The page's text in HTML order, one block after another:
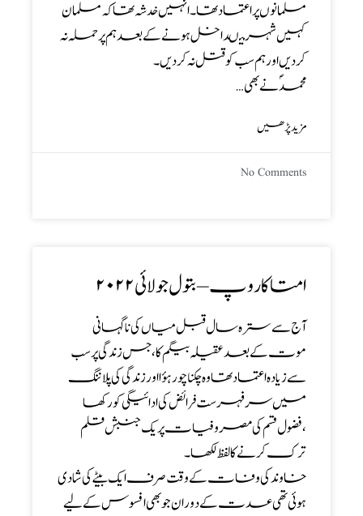
مسلمانوں پر اعتماد تھا ۔ انہیں خدشہ تھا کہ مسلمان
کہیں شہر میںداخل ہونے کے بعد ہم پر حملہ نہ
کر دیں اور ہم سب کو قتل نہ کر دیں ۔
محمد ؐ نے بھی…
مزید پڑھیں
No Comments
امتاکا روپ – بتول جولائی۲۰۲۲
آج سے سترہ سال قبل میاں کی ناگہانی
موت کے بعد عقیلہ بیگم کا، جس زندگی پر سب
سے زیادہ اعتماد تھا وہ چکنا چور ہؤا اور زندگی کی پلاننگ
میں سر فہرست فرائض کی ادائیگی کو رکھا
،فضول قسم کی مصروفیات پر یک جنبش قلم
ترک کرنے کا لفظ لکھا ۔
خاوند کی وفات کے وقت صرف ایک بیٹے کی شادی
ہوئی تھی عدت کے دوران جو بھی افسوس کے لیے